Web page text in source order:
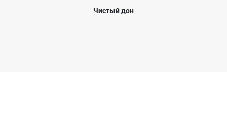
Чистый дон